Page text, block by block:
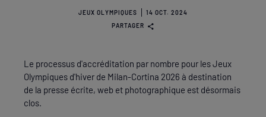
JEUX OLYMPIQUES
14 OCT. 2024
PARTAGER
Le processus d'accréditation par nombre pour les Jeux
Olympiques d'hiver de Milan-Cortina 2026 à destination
de la presse écrite, web et photographique est désormais
clos.